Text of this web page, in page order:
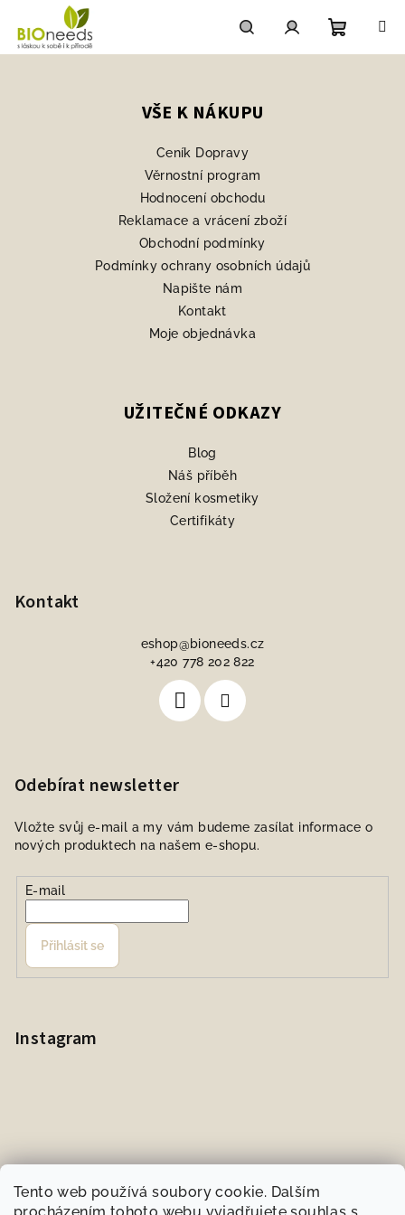
Tento web používá soubory cookie. Dalším
obsah
HledatPřihlášení
VŠE K NÁKUPU
Ceník Dopravy
Věrnostní program
Hodnocení obchodu
Reklamace a vrácení zboží
Obchodní podmínky
Podmínky ochrany osobních údajů
Napište nám
Kontakt
Moje objednávka
UŽITEČNÉ ODKAZY
Blog
Náš příběh
Složení kosmetiky
Certifikáty
Kontakt
eshop@bioneeds.cz
+420 778 202 822
Odebírat newsletter
Vložte svůj e-mail a my vám budeme zasílat informace o
nových produktech na našem e-shopu.
E-mail
Přihlásit se
Instagram